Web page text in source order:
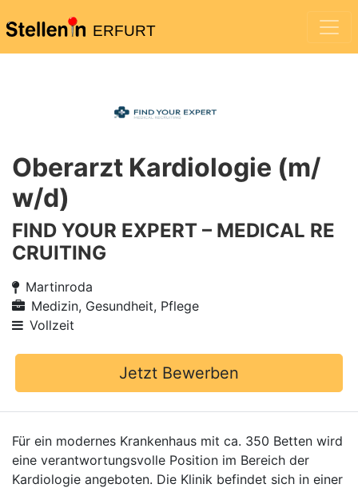
ERFURT
Oberarzt Kardiologie (m/
w/d)
FIND YOUR EXPERT – MEDICAL RE
CRUITING
Martinroda
Medizin, Gesundheit, Pflege
Vollzeit
Jetzt Bewerben
Für ein modernes Krankenhaus mit ca. 350 Betten wird
eine verantwortungsvolle Position im Bereich der
Kardiologie angeboten. Die Klinik befindet sich in einer